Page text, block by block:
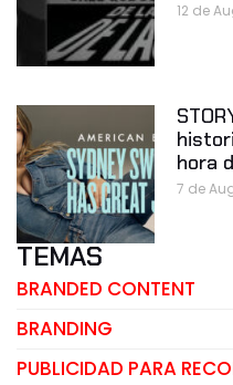
12 de
hora
7 de
TEMAS
BRANDED CONTENT
BRANDING
PUBLICIDAD PARA